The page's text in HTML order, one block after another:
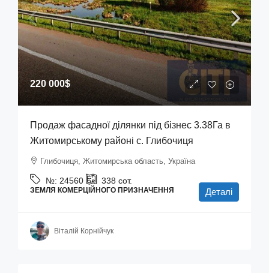
220 000$
Продаж фасадної ділянки під бізнес 3.38Га в
Житомирському районі с. Глибочиця
Глибочиця, Житомирська область, Україна
№: 24560 338 сот.
ЗЕМЛЯ КОМЕРЦІЙНОГО ПРИЗНАЧЕННЯ Деталі
Віталій Корнійчук